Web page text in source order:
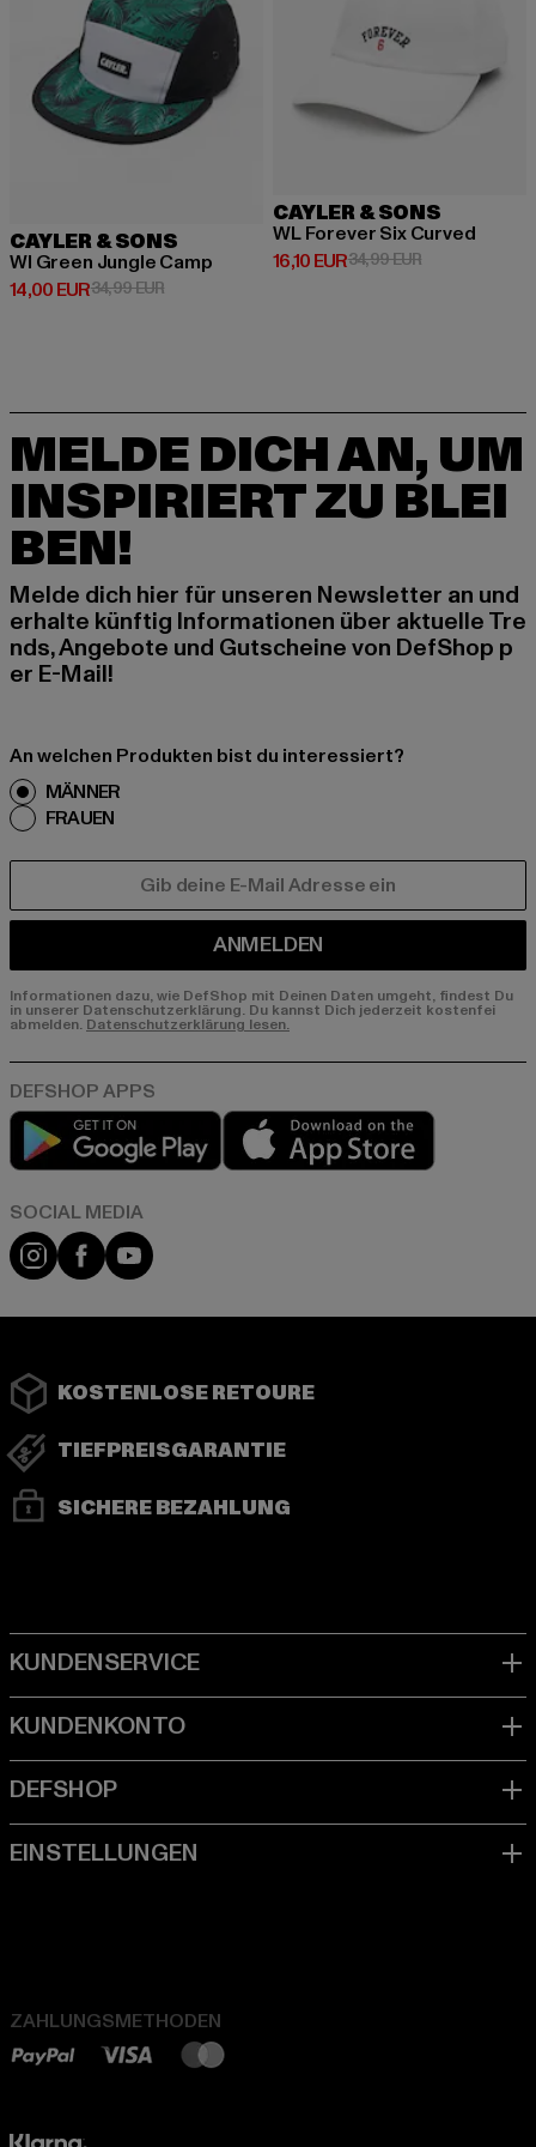
CAYLER & SONS
Wl Green Jungle Camp
14,00 EUR
Derzeitiger Preis: 14,00 EUR
34,99 EURAktionspreis: 34,99 EUR
CAYLER & SONS
WL Forever Six Curved
16,10 EUR
Derzeitiger Preis: 16,10 EUR
34,99 EURAktionspreis:
MELDE DICH AN, UM
INSPIRIERT ZU BLEI
BEN!
Melde dich hier für unseren Newsletter an und
erhalte künftig Informationen über aktuelle Tre
nds, Angebote und Gutscheine von DefShop p
er E-Mail!
An welchen Produkten bist du interessiert?
MÄNNER
FRAUEN
ANMELDEN
Informationen dazu, wie DefShop mit Deinen Daten umgeht, findest Du
in unserer Datenschutzerklärung. Du kannst Dich jederzeit kostenfei
abmelden.Datenschutzerklärung lesen.
Play market
Instagram
FacebookYouTube
KOSTENLOSE RETOURE
TIEFPREISGARANTIE
SICHERE BEZAHLUNG
ZAHLUNGSMETHODEN